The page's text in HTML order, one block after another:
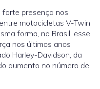
presença nos
motocicletas V-Twin
forma, no Brasil, esse
nos últimos anos
Harley-Davidson, da
aumento no número de